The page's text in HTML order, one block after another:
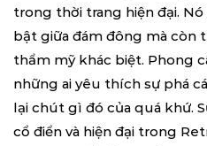
trong thời trang hiện đại.
bật giữa đám đông mà còn
thẩm mỹ khác biệt. Phong
những ai yêu thích sự phá
lại chút gì đó của quá khứ.
cổ điển và hiện đại trong